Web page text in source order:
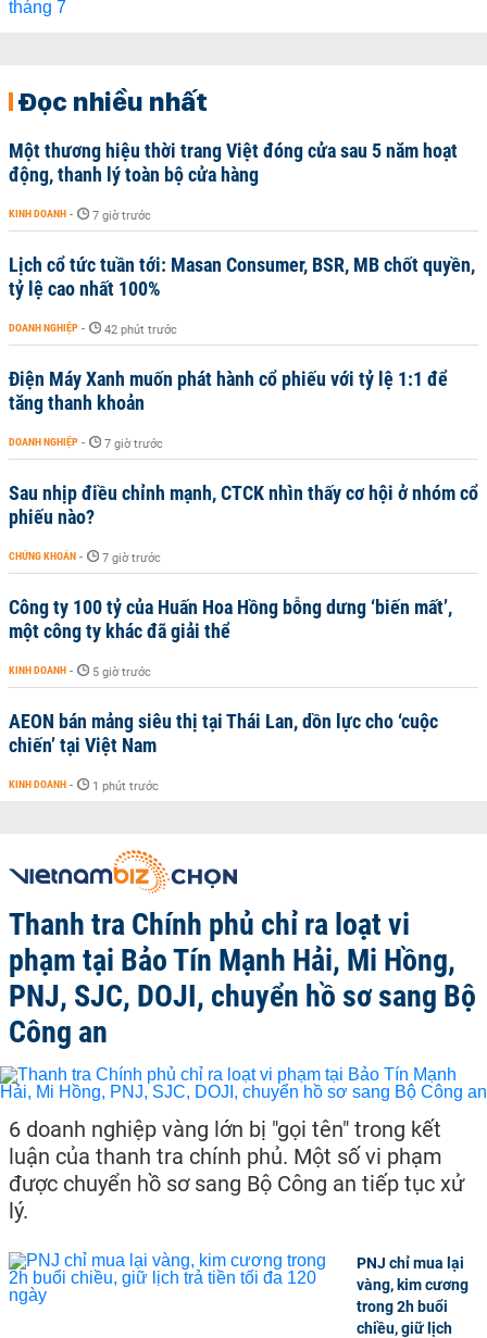
Đọc nhiều nhất
Một thương hiệu thời trang Việt đóng cửa sau 5 năm hoạt
động, thanh lý toàn bộ cửa hàng
KINH DOANH - 7 giờ trước
Lịch cổ tức tuần tới: Masan Consumer, BSR, MB chốt quyền,
tỷ lệ cao nhất 100%
DOANH NGHIỆP - 42 phút trước
Điện Máy Xanh muốn phát hành cổ phiếu với tỷ lệ 1:1 để
tăng thanh khoản
DOANH NGHIỆP - 7 giờ trước
Sau nhịp điều chỉnh mạnh, CTCK nhìn thấy cơ hội ở nhóm cổ
phiếu nào?
CHỨNG KHOÁN - 7 giờ trước
Công ty 100 tỷ của Huấn Hoa Hồng bỗng dưng ‘biến mất’,
một công ty khác đã giải thể
KINH DOANH - 5 giờ trước
AEON bán mảng siêu thị tại Thái Lan, dồn lực cho ‘cuộc
chiến’ tại Việt Nam
KINH DOANH - 1 phút trước
Thanh tra Chính phủ chỉ ra loạt vi
phạm tại Bảo Tín Mạnh Hải, Mi Hồng,
PNJ, SJC, DOJI, chuyển hồ sơ sang Bộ
Công an
6 doanh nghiệp vàng lớn bị "gọi tên" trong kết
luận của thanh tra chính phủ. Một số vi phạm
được chuyển hồ sơ sang Bộ Công an tiếp tục xử
lý.
PNJ chỉ mua lại
vàng, kim cương
trong 2h buổi
chiều, giữ lịch